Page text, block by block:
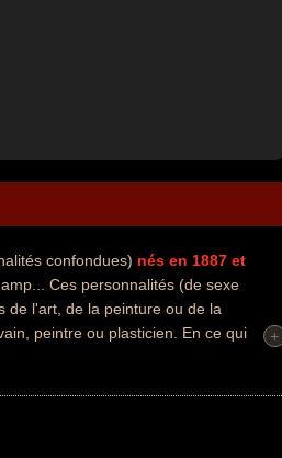
confondues) nés en 1887 et
Ces personnalités (de sexe
de l'art, de la peinture ou de la
peintre ou plasticien. En ce qui
+